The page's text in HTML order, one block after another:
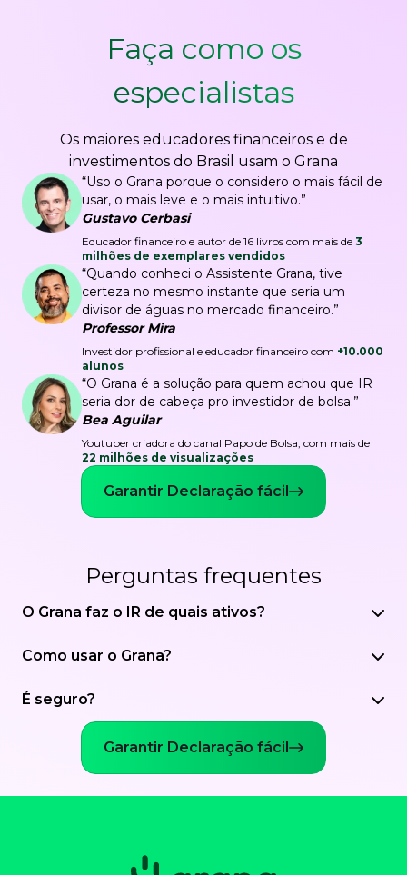
Faça como os
especialistas
Os maiores educadores financeiros e de
investimentos do Brasil usam o Grana
“Uso o Grana porque o considero o mais fácil de
usar, o mais leve e o mais intuitivo.”
Gustavo Cerbasi
Educador financeiro e autor de 16 livros com mais de 3
milhões de exemplares vendidos
“Quando conheci o Assistente Grana, tive
certeza no mesmo instante que seria um
divisor de águas no mercado financeiro.”
Professor Mira
Investidor profissional e educador financeiro com +10.000
alunos
“O Grana é a solução para quem achou que IR
seria dor de cabeça pro investidor de bolsa.”
Bea Aguilar
Youtuber criadora do canal Papo de Bolsa, com mais de
22 milhões de visualizações
Garantir Declaração fácil
Perguntas frequentes
O Grana faz o IR de quais ativos?
Como usar o Grana?
É seguro?
Garantir Declaração fácil